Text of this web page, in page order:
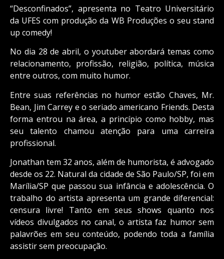
“Desconfinados”, apresenta no Teatro Universitário
da UFES com produção da WB Produções o seu stand
up comedy!
No dia 28 de abril, o youtuber abordará temas como
relacionamento, profissão, religião, política, música
entre outros, com muito humor.
Entre suas referências no humor estão Chaves, Mr.
Bean, Jim Carrey e o seriado americano Friends. Desta
forma entrou na área, a princípio como hobby, mas
seu talento chamou atenção para uma carreira
profissional.
Jonathan tem 32 anos, além de humorista, é advogado
desde os 22. Natural da cidade de São Paulo/SP, foi em
Marília/SP que passou sua infância e adolescência. O
trabalho do artista apresenta um grande diferencial:
censura livre! Tanto em seus shows quanto nos
vídeos divulgados no canal, o artista faz humor sem
palavrões em seu conteúdo, podendo toda a família
assistir sem preocupação.